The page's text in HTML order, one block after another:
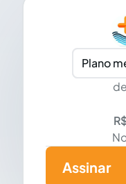
Plano
Assinar